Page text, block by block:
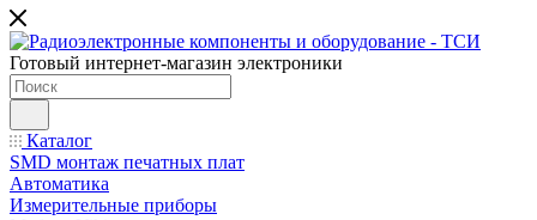
Готовый интернет-магазин электроники
Каталог
SMD монтаж печатных плат
Автоматика
Измерительные приборы